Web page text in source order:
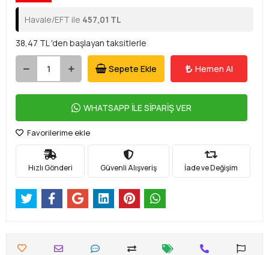
Havale/EFT ile 457,01 TL
38,47 TL 'den başlayan taksitlerle
Sepete Ekle Hemen Al
WHATSAPP İLE SİPARİŞ VER
Favorilerime ekle
Hızlı Gönderi Güvenli Alışveriş İade ve Değişim